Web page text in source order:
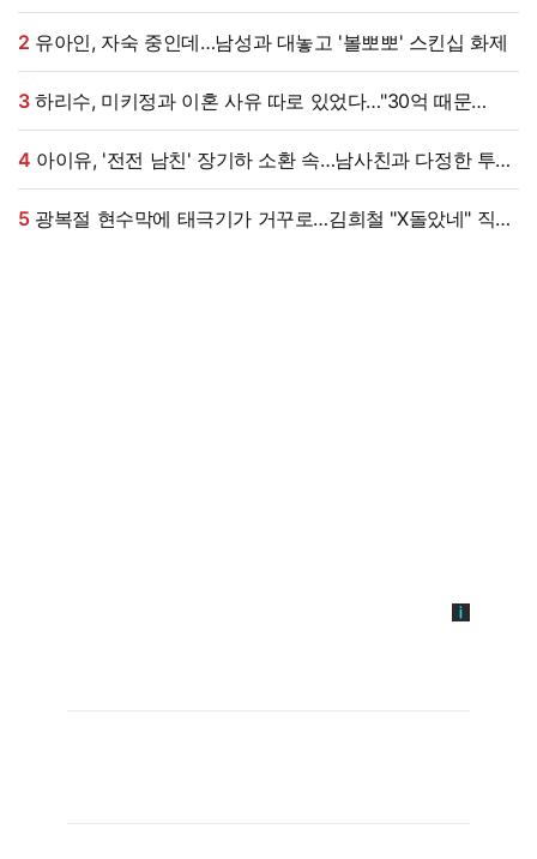
2 유아인, 자숙 중인데…남성과 대놓고 '볼뽀뽀' 스킨십 화제
3하리수, 미키정과 이혼 사유 따로 있었다…"30억 때문
아냐"
4
"늘 든든" [엑's 이슈]
5광복절 현수막에 태극기가 거꾸로…김희철 "X돌았네" 직접